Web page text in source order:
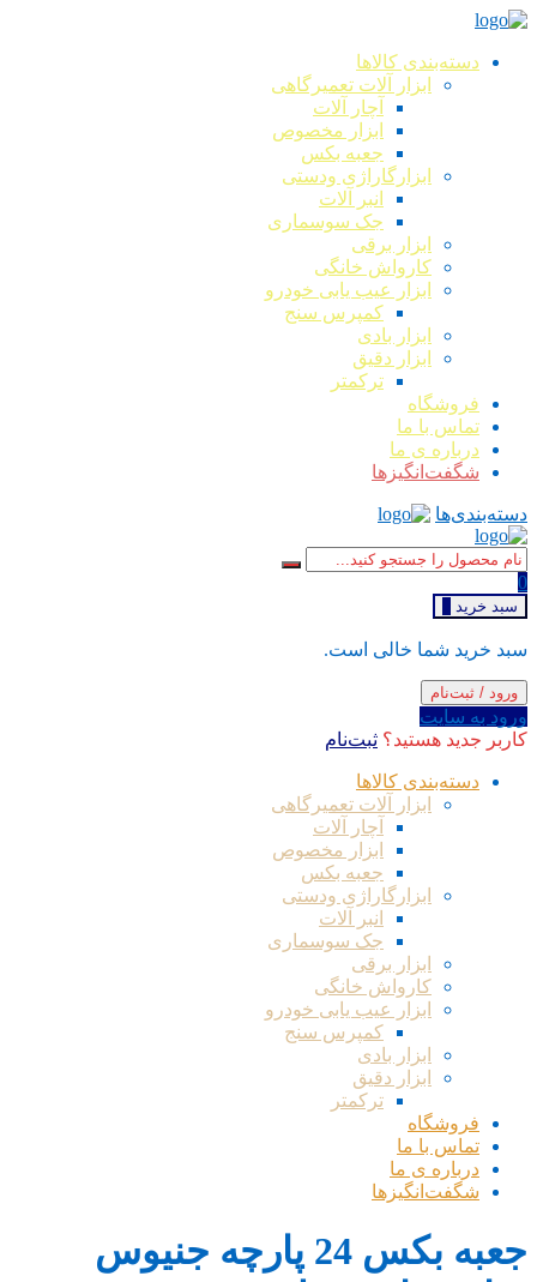
دسته‌بندی کالاها
ابزار آلات تعمیرگاهی
آچار آلات
ابزار مخصوص
جعبه بکس
ابزارگاراژی ودستی
انبر آلات
جک سوسماری
ابزار برقی
کارواش خانگی
ابزار عیب یابی خودرو
کمپرس سنج
ابزار بادی
ابزار دقیق
ترکمتر
فروشگاه
تماس با ما
درباره ی ما
شگفت‌انگیزها
دسته‌بندی‌ها
0
سبد خرید
سبد خرید شما خالی است.
ورود / ثبت‌نام
ورود به سایت
کاربر جدید هستید؟ ثبت‌نام
دسته‌بندی کالاها
ابزار آلات تعمیرگاهی
آچار آلات
ابزار مخصوص
جعبه بکس
ابزارگاراژی ودستی
انبر آلات
جک سوسماری
ابزار برقی
کارواش خانگی
ابزار عیب یابی خودرو
کمپرس سنج
ابزار بادی
ابزار دقیق
ترکمتر
فروشگاه
تماس با ما
درباره ی ما
شگفت‌انگیزها
جعبه بکس 24 پارچه جنیوس